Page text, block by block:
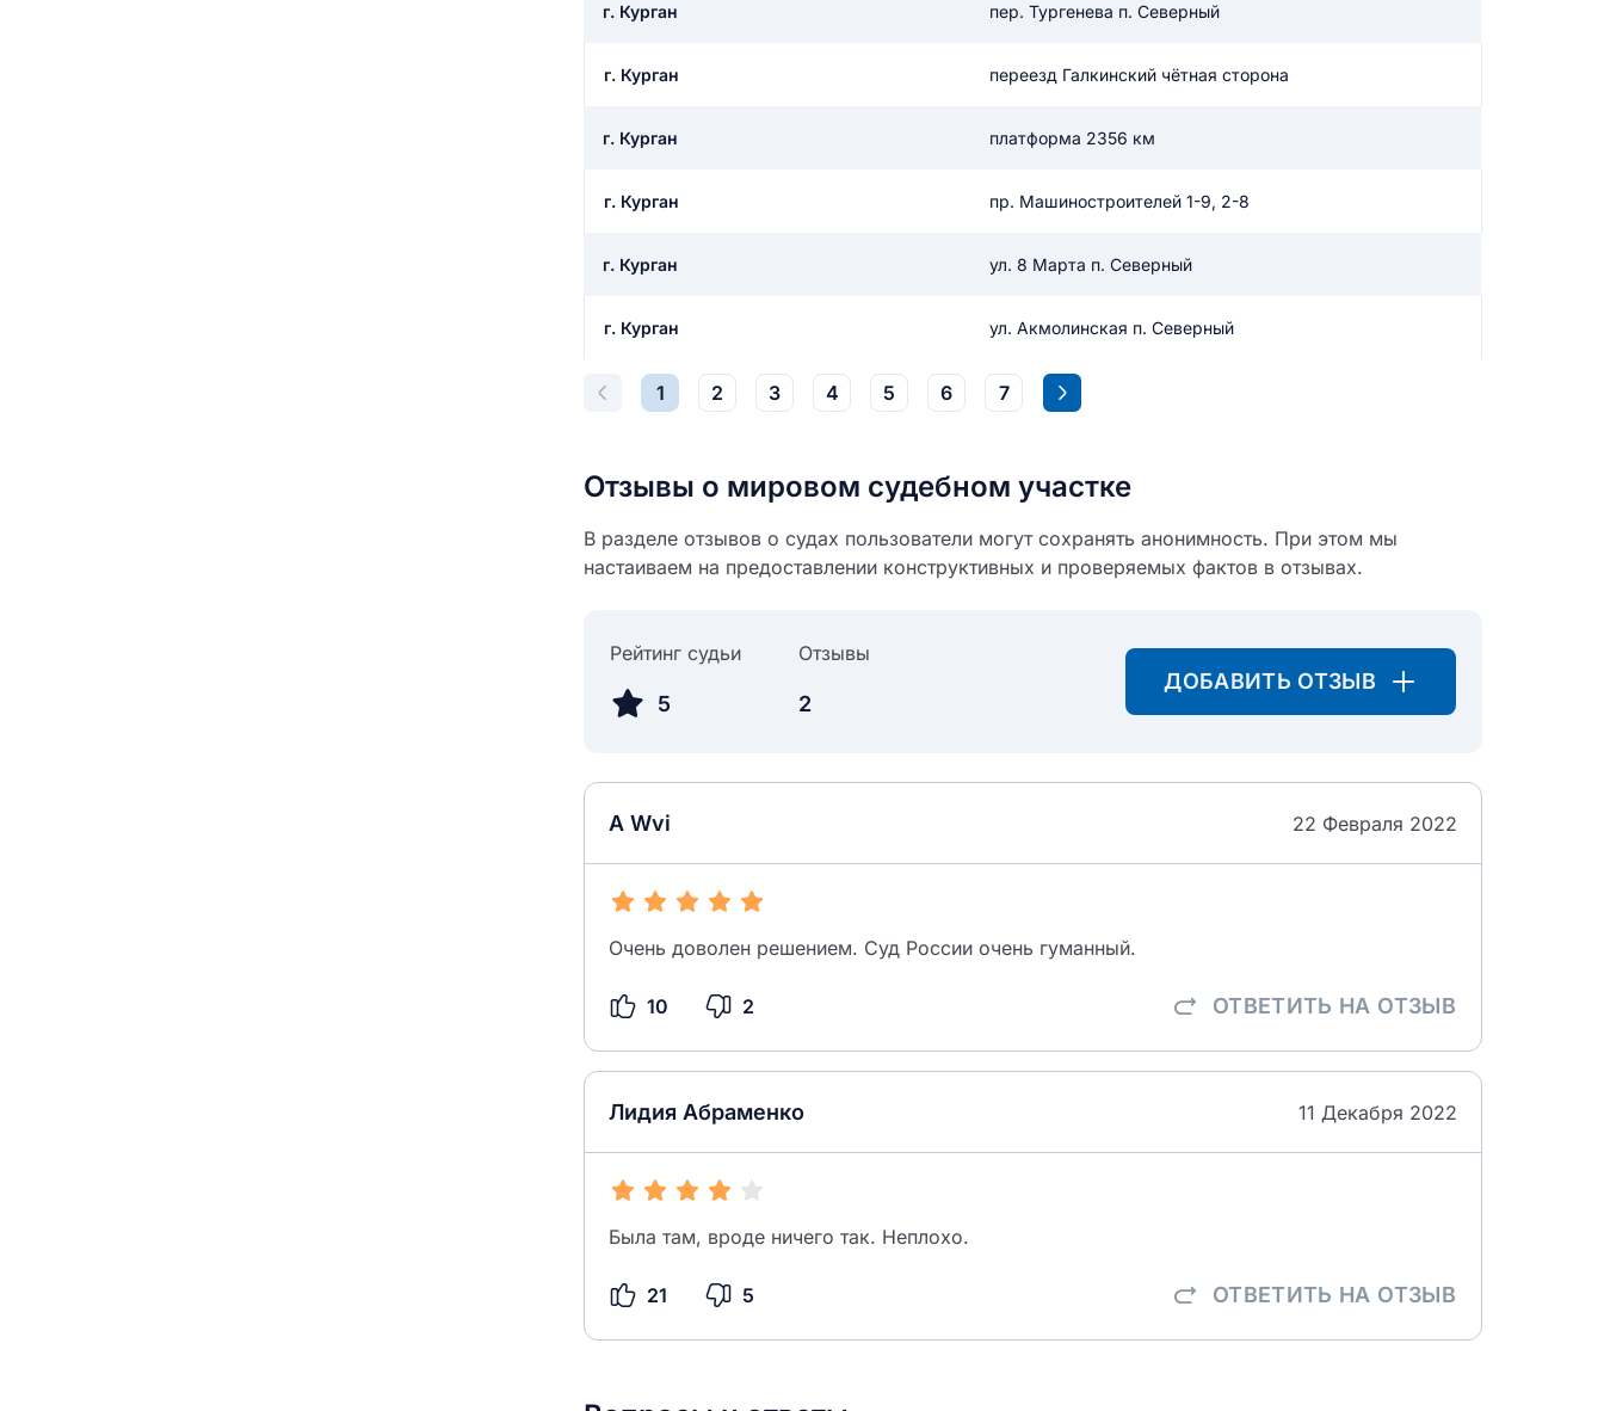
г. Курган пер. Тургенева п. Северный
г. Курган переезд Галкинский чётная сторона
г. Курган платформа 2356 км
г. Курган пр. Машиностроителей 1-9, 2-8
г. Курган ул. 8 Марта п. Северный
г. Курган ул. Акмолинская п. Северный
1 2 3 4 5 6 7
Отзывы о мировом судебном участке
В разделе отзывов о судах пользователи могут сохранять анонимность. При этом мы
настаиваем на предоставлении конструктивных и проверяемых фактов в отзывах.
Рейтинг судьи
5
Отзывы
2
ДОБАВИТЬ ОТЗЫВ
A Wvi 22 Февраля 2022
Очень доволен решением. Суд России очень гуманный.
10 2 ОТВЕТИТЬ НА ОТЗЫВ
Лидия Абраменко 11 Декабря 2022
Была там, вроде ничего так. Неплохо.
21 5 ОТВЕТИТЬ НА ОТЗЫВ
ОСТАВИТЬ ОТЗЫВ
ОСТАВИТЬ ОТЗЫВ